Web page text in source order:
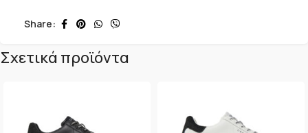
Share:
Σχετικά προϊόντα